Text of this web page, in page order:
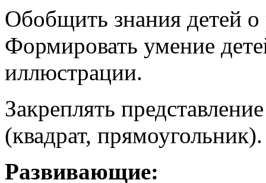
Обобщить знания детей о
Формировать умение
иллюстрации.
Закреплять
(квадрат, прямоугольник).
Развивающие: